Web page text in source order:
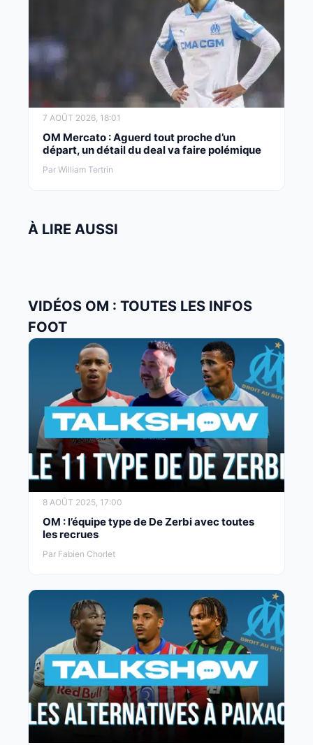
7 AOÛT 2026, 18:01
OM Mercato : Aguerd tout proche d’un
départ, un détail du deal va faire polémique
Par William Tertrin
À LIRE AUSSI
VIDÉOS OM : TOUTES LES INFOS
FOOT
8 AOÛT 2025, 17:00
OM : l’équipe type de De Zerbi avec toutes
les recrues
Par Fabien Chorlet